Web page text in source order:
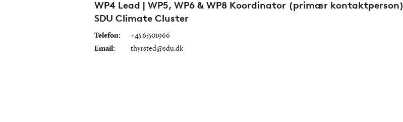
WP4 Lead | WP5, WP6 & WP8 Koordinator (primær kontaktperson)
SDU Climate Cluster
Telefon:
+45 65501966
Email:
thyrsted@sdu.dk